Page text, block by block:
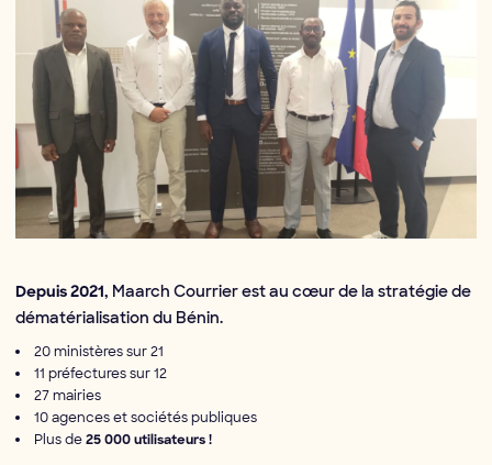
Depuis 2021 , Maarch Courrier est au cœur de la stratégie de
dématérialisation du Bénin.
20 ministères sur 21
11 préfectures sur 12
27 mairies
10 agences et sociétés publiques
Plus de 25 000 utilisateurs !